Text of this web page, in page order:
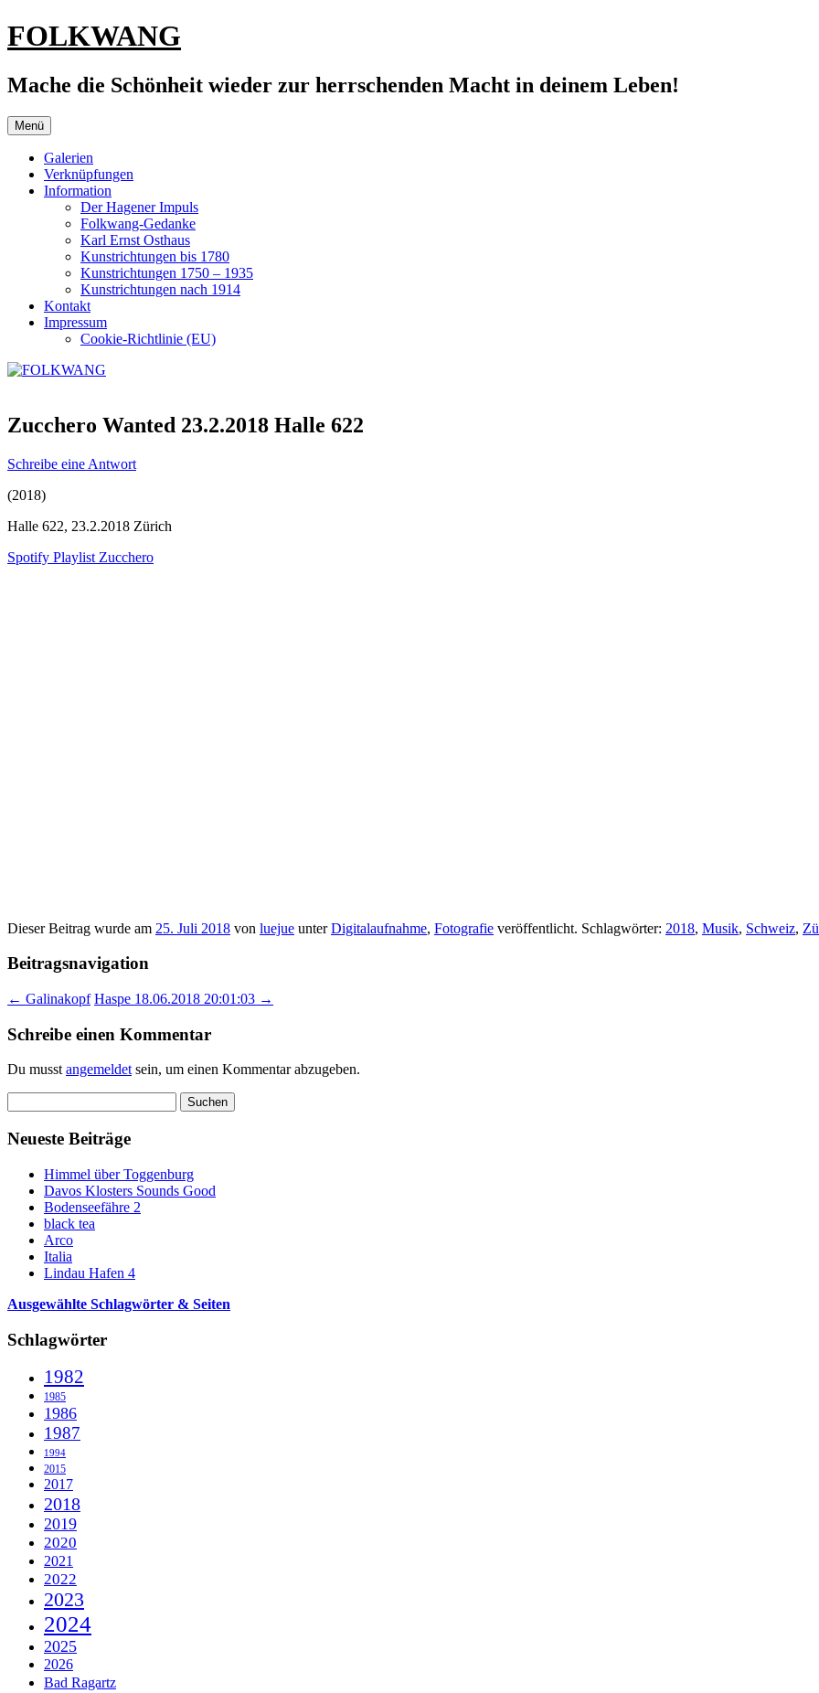
Zum
Inhalt
FOLKWANG
Mache die Schönheit wieder zur herrschenden Macht in deinem Leben!
Menü
Galerien
Verknüpfungen
Information
Der Hagener Impuls
Folkwang-Gedanke
Karl Ernst Osthaus
Kunstrichtungen bis 1780
Kunstrichtungen 1750 – 1935
Kunstrichtungen nach 1914
Kontakt
Impressum
Cookie-Richtlinie (EU)
Zucchero Wanted 23.2.2018 Halle 622
Schreibe eine Antwort
(2018)
Halle 622, 23.2.2018 Zürich
Spotify Playlist Zucchero
Dieser Beitrag wurde am 25. Juli 2018 von luejue unterDigitalaufnahme, Fotografie veröffentlicht. Schlagwörter: 2018, Musik, Schweiz,
Beitragsnavigation
← Galinakopf Haspe 18.06.2018 20:01:03 →
Schreibe einen Kommentar
Du musstangemeldetsein, um einen Kommentar abzugeben.
nach:
Neueste Beiträge
Himmel über Toggenburg
Davos Klosters Sounds Good
Bodenseefähre 2
black tea
Arco
Italia
Lindau Hafen 4
Ausgewählte Schlagwörter & Seiten
Schlagwörter
1982
1985
1986
1987
1994
2015
2017
2018
2019
2020
2021
2022
2023
2024
2025
2026
Bad Ragartz